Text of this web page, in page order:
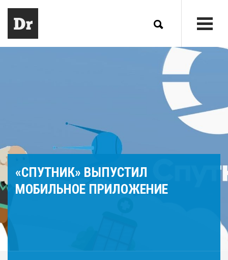
«СПУТНИК» ВЫПУСТИЛ
МОБИЛЬНОЕ ПРИЛОЖЕНИЕ